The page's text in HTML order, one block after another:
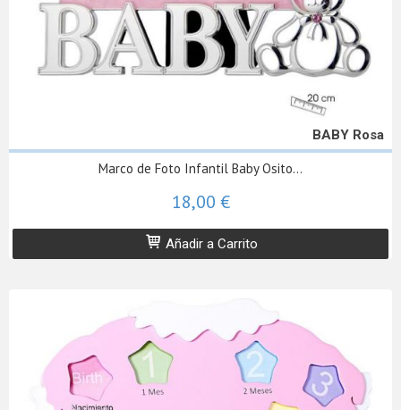
BABY Rosa
Marco de Foto Infantil Baby Osito...
18,00 €
Añadir a Carrito